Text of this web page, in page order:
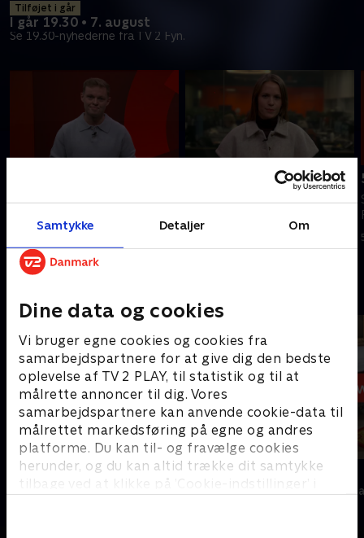
Samtykke Detaljer Om
Dine data og cookies
Vi bruger egne cookies og cookies fra
samarbejdspartnere for at give dig den bedste
oplevelse af TV 2 PLAY, til statistik og til at
målrette annoncer til dig. Vores
samarbejdspartnere kan anvende cookie-data til
målrettet markedsføring på egne og andres
platforme. Du kan til- og fravælge cookies
herunder, og du kan altid trække dit samtykke
tilbage ved at klikke på ’Cookie-indstillinger’ i
Tilføjet i går
I går 19.30 • 7. august
Se 19.30-nyhederne fra TV 2 Fyn.
I går • 23 min
19 News
Nyheder
7 News
Nyheder &